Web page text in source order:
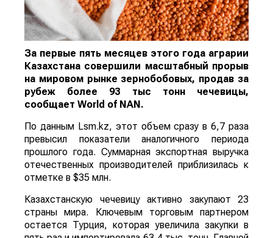
За первые пять месяцев этого года аграрии
Казахстана совершили масштабный прорыв
на мировом рынке зернобобовых, продав за
рубеж более 93 тыс тонн чечевицы,
сообщает World of NAN.
По данным Lsm.kz, этот объем сразу в 6,7 раза
превысил показатели аналогичного периода
прошлого года. Суммарная экспортная выручка
отечественных производителей приблизилась к
отметке в $35 млн.
Казахстанскую чечевицу активно закупают 23
страны мира. Ключевым торговым партнером
остается Турция, которая увеличила закупки в